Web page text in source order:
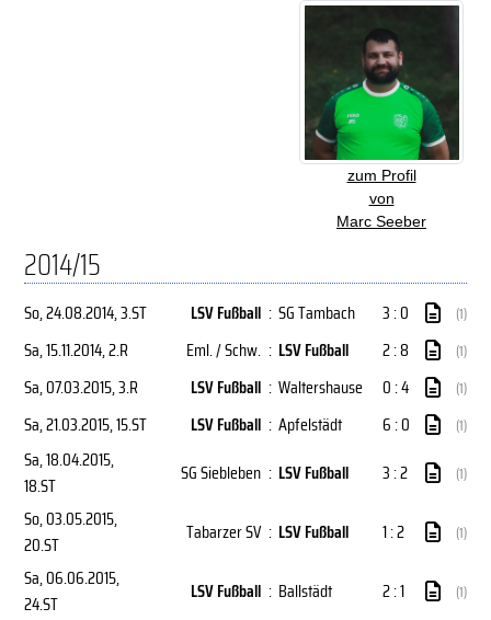
zum Profil
von
Marc Seeber
2014/15
So, 24.08.2014, 3.ST LSV Fußball : SG Tambach 3 : 0 (1)
Sa, 15.11.2014, 2.R Eml. / Schw. : LSV Fußball 2 : 8 (1)
Sa, 07.03.2015, 3.R LSV Fußball : Waltershause 0 : 4 (1)
Sa, 21.03.2015, 15.ST LSV Fußball : Apfelstädt 6 : 0 (1)
Sa, 18.04.2015,
18.ST
SG Siebleben : LSV Fußball 3 : 2 (1)
So, 03.05.2015,
20.ST
Tabarzer SV : LSV Fußball 1 : 2 (1)
Sa, 06.06.2015,
24.ST
LSV Fußball : Ballstädt 2 : 1 (1)